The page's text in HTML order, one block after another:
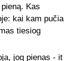
Kas
kai kam pučia
tiesiog
jog pienas - it